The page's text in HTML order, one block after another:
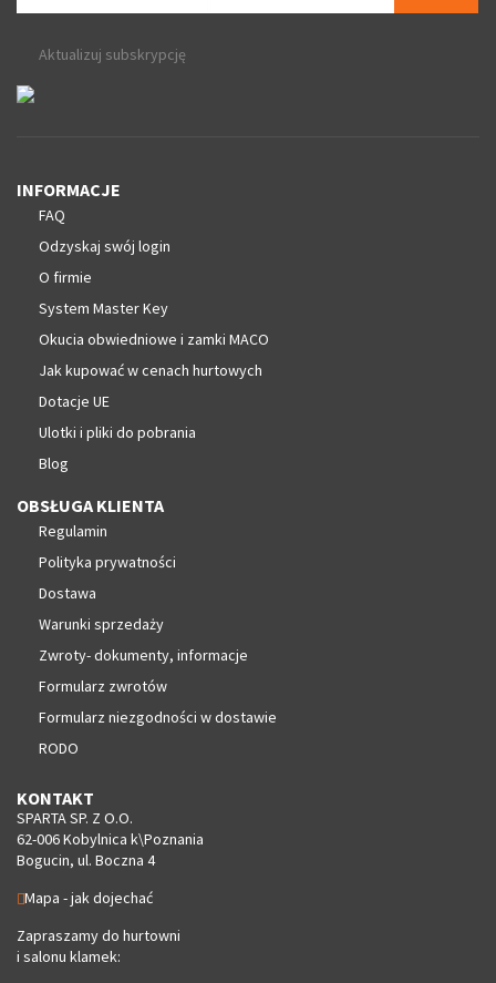
Aktualizuj subskrypcję
INFORMACJE
FAQ
Odzyskaj swój login
O firmie
System Master Key
Okucia obwiedniowe i zamki MACO
Jak kupować w cenach hurtowych
Dotacje UE
Ulotki i pliki do pobrania
Blog
OBSŁUGA KLIENTA
Regulamin
Polityka prywatności
Dostawa
Warunki sprzedaży
Zwroty- dokumenty, informacje
Formularz zwrotów
Formularz niezgodności w dostawie
RODO
KONTAKT
SPARTA SP. Z O.O.
62-006 Kobylnica k\Poznania
Bogucin, ul. Boczna 4
Mapa - jak dojechać
Zapraszamy do hurtowni
i salonu klamek: